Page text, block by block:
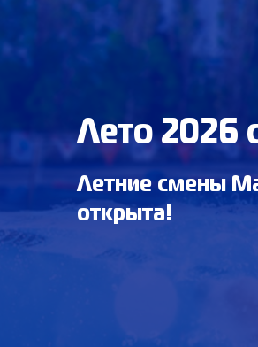
Лето 2026
Летние смены
открыта!